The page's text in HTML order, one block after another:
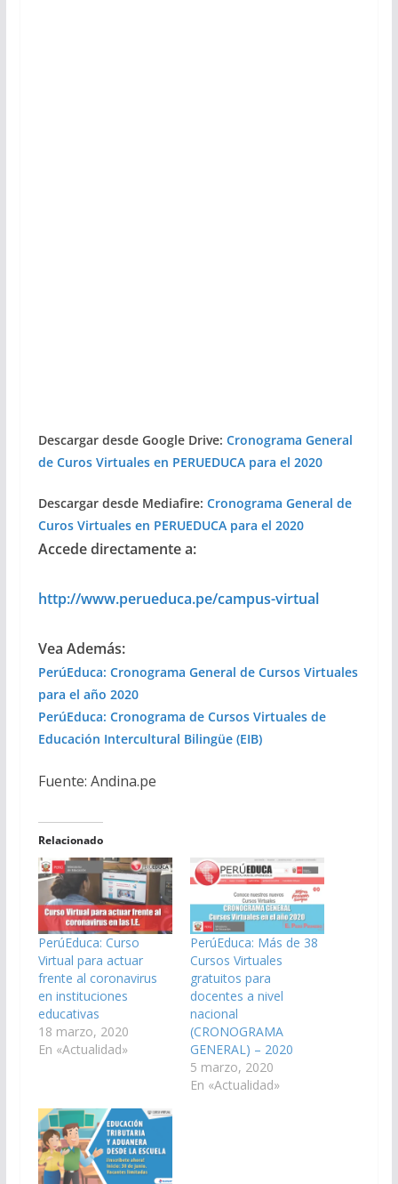
Descargar desde Google Drive: Cronograma General
de Curos Virtuales en PERUEDUCA para el 2020
Descargar desde Mediafire: Cronograma General de
Curos Virtuales en PERUEDUCA para el 2020
Accede directamente a:
http://www.perueduca.pe/campus-virtual
Vea Además:
PerúEduca: Cronograma General de Cursos Virtuales
para el año 2020
PerúEduca: Cronograma de Cursos Virtuales de
Educación Intercultural Bilingüe (EIB)
Fuente: Andina.pe
Relacionado
PerúEduca: Curso
Virtual para actuar
frente al coronavirus
en instituciones
educativas
18 marzo, 2020
En «Actualidad»
PerúEduca: Más de 38
Cursos Virtuales
gratuitos para
docentes a nivel
nacional
(CRONOGRAMA
GENERAL) – 2020
5 marzo, 2020
En «Actualidad»